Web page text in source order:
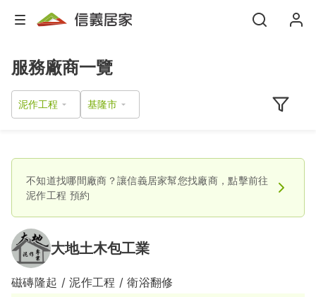
服務廠商一覽
泥作工程
不知道找哪間廠商？讓信義居家幫您找廠商，點擊前往
泥作工程 預約
大地土木包工業
磁磚隆起 / 泥作工程 / 衛浴翻修